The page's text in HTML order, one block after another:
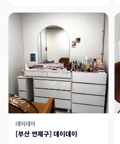
데이데이
[부산 연제구] 데이데이